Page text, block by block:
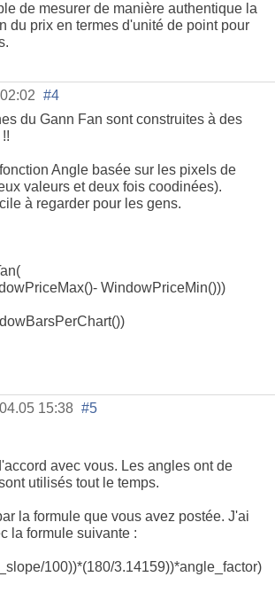
de mesurer de manière authentique la
du prix en termes d'unité de point pour
#4
du Gann Fan sont construites à des
Angle basée sur les pixels de
valeurs et deux fois coodinées).
à regarder pour les gens.
WindowPriceMin()))
15:38 #5
avec vous. Les angles ont de
utilisés tout le temps.
la formule que vous avez postée. J'ai
la formule suivante :
100))*(180/3.14159))*angle_factor)